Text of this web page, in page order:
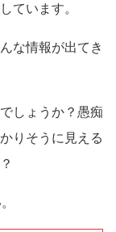
ています。
な情報が出てき
しょうか？愚痴
りそうに見える